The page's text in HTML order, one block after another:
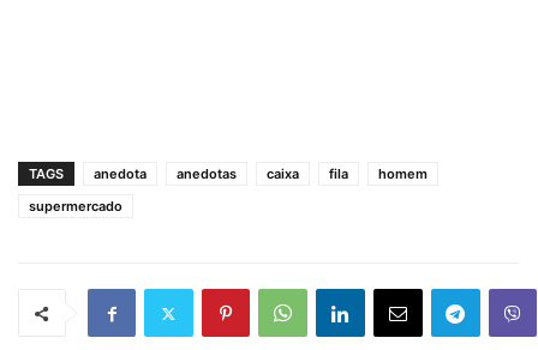
TAGS anedota anedotas caixa fila
homem
supermercado